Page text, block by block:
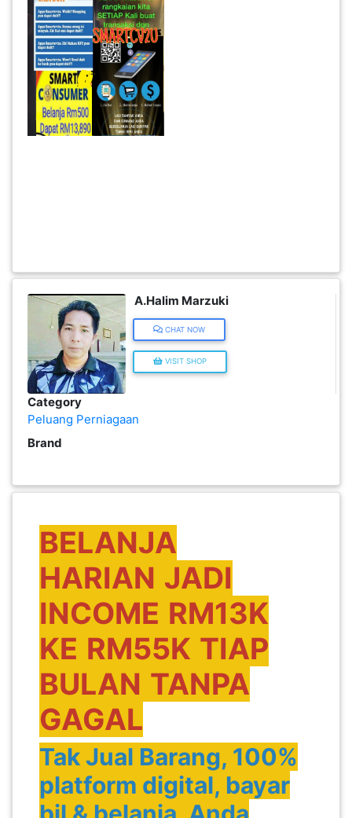
A.Halim Marzuki
CHAT NOW
VISIT SHOP
Category
Peluang Perniagaan
Brand
BELANJA
HARIAN JADI
INCOME RM13K
KE RM55K TIAP
BULAN TANPA
GAGAL
Tak Jual Barang, 100%
platform digital, bayar
MAKANAN(25)
PERNIAGAAN(41)
PERCUTIAN
PELANCONGAN(1)
RUMAH
BARANG
PERIBADI(4)
PEKERJAAN(0)
SERVIS(17)
HARTA
BENDA(1)
LAIN-
KEPERLUAN(16)
SELECT NEGERI
SELANGOR(37)